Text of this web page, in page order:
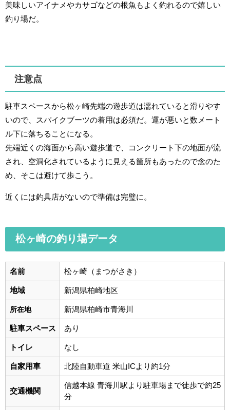
美味しいアイナメやカサゴなどの根魚もよく釣れるので嬉しい
釣り場だ。
注意点
駐車スペースから松ヶ崎先端の遊歩道は濡れていると滑りやす
いので、スパイクブーツの着用は必須だ。運が悪いと数メート
ル下に落ちることになる。
先端近くの海面から高い遊歩道で、コンクリート下の地面が流
され、空洞化されているように見える箇所もあったので念のた
め、そこは避けて歩こう。
近くには釣具店がないので準備は完璧に。
松ヶ崎の釣り場データ
名前 松ヶ崎（まつがさき）
地域 新潟県柏崎地区
所在地 新潟県柏崎市青海川
駐車スペース あり
トイレ なし
自家用車 北陸自動車道 米山ICより約1分
交通機関
信越本線 青海川駅より駐車場まで徒歩で約25
分